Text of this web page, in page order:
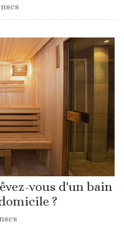
vous d'un bain
?